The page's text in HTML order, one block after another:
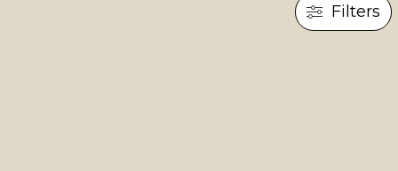
Filters